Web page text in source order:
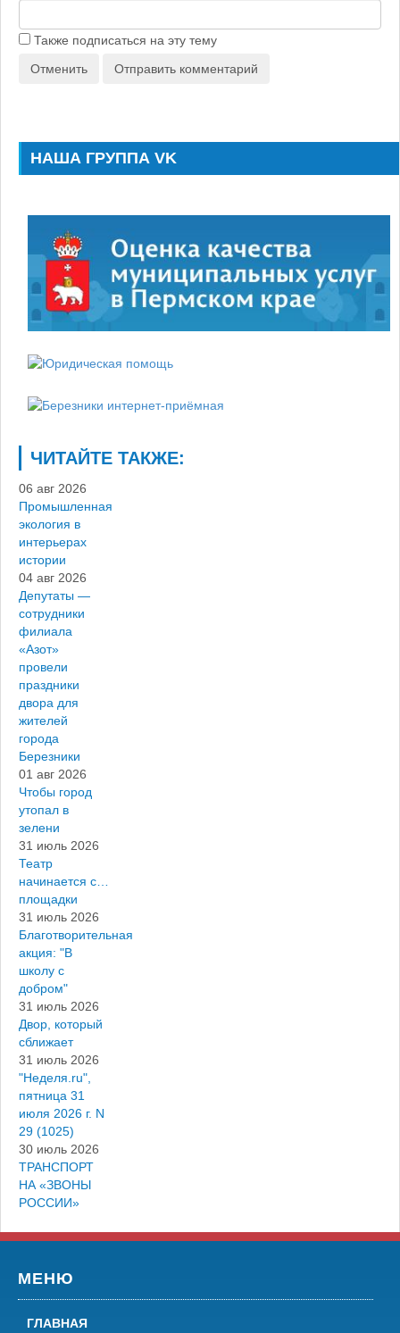
Также подписаться на эту тему
Отменить
Отправить комментарий
НАША ГРУППА VK
ЧИТАЙТЕ ТАКЖЕ:
06 авг 2026
Промышленная
экология в
интерьерах
истории
04 авг 2026
Депутаты —
сотрудники
филиала
«Азот»
провели
праздники
двора для
жителей
города
Березники
01 авг 2026
Чтобы город
утопал в
зелени
31 июль 2026
Театр
начинается с…
площадки
31 июль 2026
Благотворительная
акция: "В
школу с
добром"
31 июль 2026
Двор, который
сближает
31 июль 2026
"Неделя.ru",
пятница 31
июля 2026 г. N
29 (1025)
30 июль 2026
ТРАНСПОРТ
НА «ЗВОНЫ
РОССИИ»
МЕНЮ
ГЛАВНАЯ